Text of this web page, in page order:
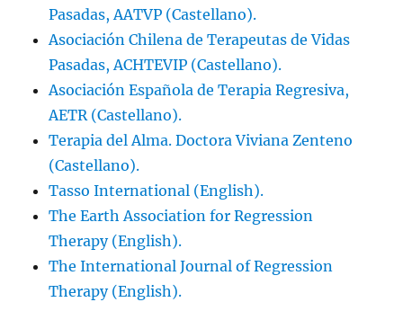
Pasadas, AATVP (Castellano).
Asociación Chilena de Terapeutas de Vidas
Pasadas, ACHTEVIP (Castellano).
Asociación Española de Terapia Regresiva,
AETR (Castellano).
Terapia del Alma. Doctora Viviana Zenteno
(Castellano).
Tasso International (English).
The Earth Association for Regression
Therapy (English).
The International Journal of Regression
Therapy (English).